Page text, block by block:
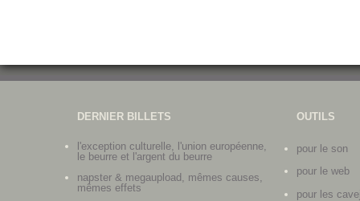
DERNIER BILLETS
l'exception culturelle, l'union européenne,
le beurre et l'argent du beurre
napster & megaupload, mêmes causes,
mêmes effets
OUTILS
pour le son
pour le web
pour les